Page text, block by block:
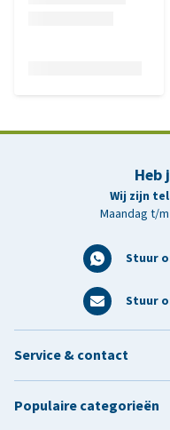
Heb
Wij zijn
Maandag t/
Stuur
Stuur
Service & contact
Populaire categorieën